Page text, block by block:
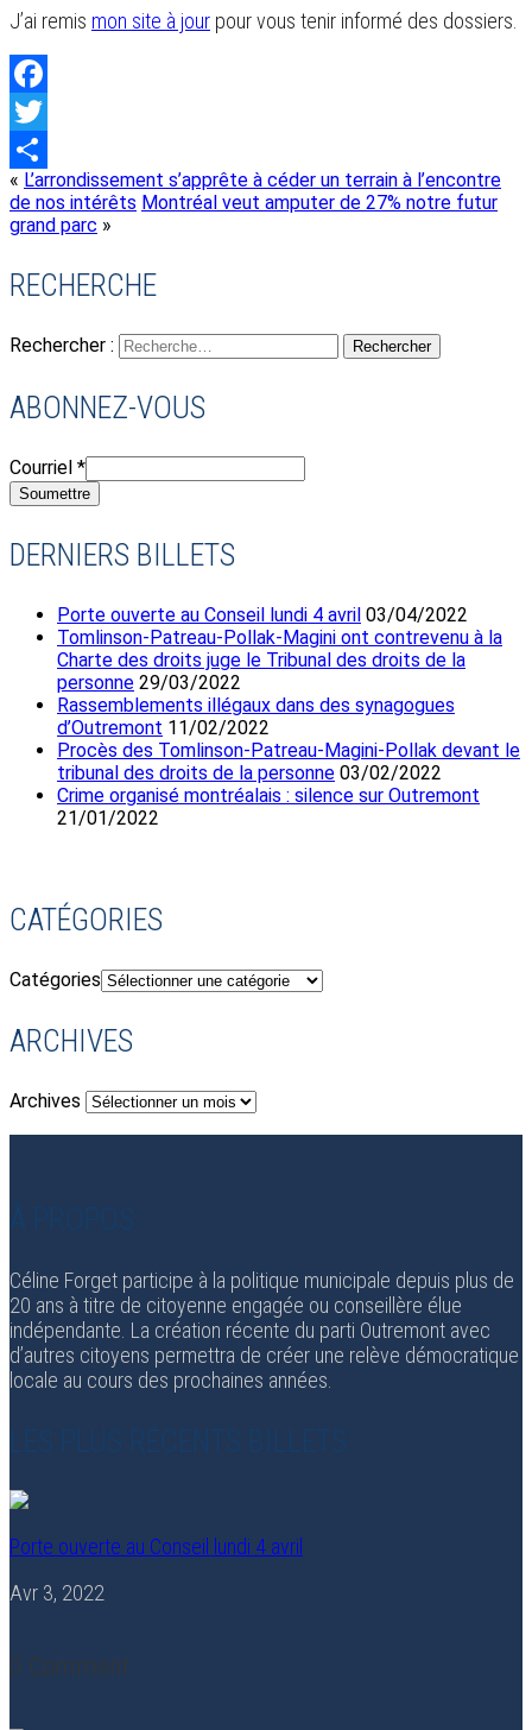
J’ai remis mon site à jour pour vous tenir informé des dossiers.
Facebook
Twitter
Share
« L’arrondissement s’apprête à céder un terrain à l’encontre
de nos intérêts Montréal veut amputer de 27% notre futur
grand parc »
RECHERCHE
Rechercher :
ABONNEZ-VOUS
Courriel *
Soumettre
DERNIERS BILLETS
Porte ouverte au Conseil lundi 4 avril 03/04/2022
Tomlinson-Patreau-Pollak-Magini ont contrevenu à la
Charte des droits juge le Tribunal des droits de la
personne 29/03/2022
Rassemblements illégaux dans des synagogues
d’Outremont 11/02/2022
Procès des Tomlinson-Patreau-Magini-Pollak devant le
tribunal des droits de la personne 03/02/2022
Crime organisé montréalais : silence sur Outremont
21/01/2022
CATÉGORIES
Catégories
ARCHIVES
Archives
À PROPOS
Céline Forget participe à la politique municipale depuis plus de
20 ans à titre de citoyenne engagée ou conseillère élue
indépendante. La création récente du parti Outremont avec
d’autres citoyens permettra de créer une relève démocratique
locale au cours des prochaines années.
LES PLUS RÉCENTS BILLETS
Porte ouverte au Conseil lundi 4 avril
Avr 3, 2022
0 Comment